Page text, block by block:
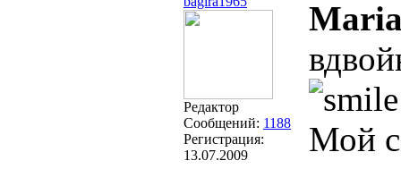
Редактор
Сообщений: 1188
Регистрация:
13.07.2009
Мой